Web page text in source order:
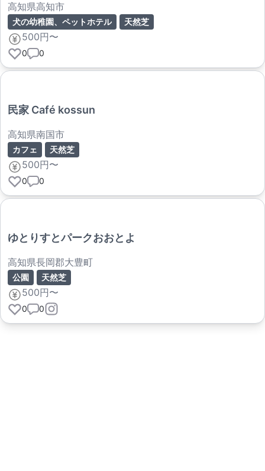
高知県高知市
犬の幼稚園、ペットホテル 天然芝
500円〜
0 0
民家 Café kossun
高知県南国市
カフェ 天然芝
500円〜
0 0
ゆとりすとパークおおとよ
高知県長岡郡大豊町
公園 天然芝
500円〜
0 0